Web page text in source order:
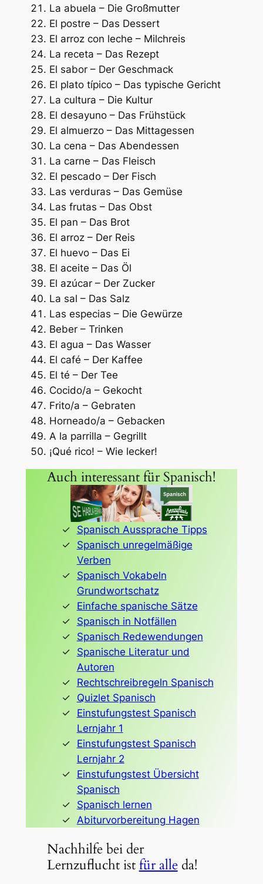
La abuela – Die Großmutter
El postre – Das Dessert
El arroz con leche – Milchreis
La receta – Das Rezept
El sabor – Der Geschmack
El plato típico – Das typische Gericht
La cultura – Die Kultur
El desayuno – Das Frühstück
El almuerzo – Das Mittagessen
La cena – Das Abendessen
La carne – Das Fleisch
El pescado – Der Fisch
Las verduras – Das Gemüse
Las frutas – Das Obst
El pan – Das Brot
El arroz – Der Reis
El huevo – Das Ei
El aceite – Das Öl
El azúcar – Der Zucker
La sal – Das Salz
Las especias – Die Gewürze
Beber – Trinken
El agua – Das Wasser
El café – Der Kaffee
El té – Der Tee
Cocido/a – Gekocht
Frito/a – Gebraten
Horneado/a – Gebacken
A la parrilla – Gegrillt
¡Qué rico! – Wie lecker!
Auch interessant für Spanisch!
Spanisch Aussprache Tipps
Spanisch unregelmäßige
Verben
Spanisch Vokabeln
Grundwortschatz
Einfache spanische Sätze
Spanisch in Notfällen
Spanisch Redewendungen
Spanische Literatur und
Autoren
Rechtschreibregeln Spanisch
Quizlet Spanisch
Einstufungstest Spanisch
Lernjahr 1
Einstufungstest Spanisch
Lernjahr 2
Einstufungstest Übersicht
Spanisch
Spanisch lernen
Abiturvorbereitung Hagen
Nachhilfe bei der
Lernzuflucht istfür alleda!